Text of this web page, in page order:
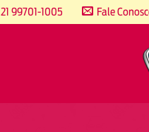
21 99701-1005 Fale